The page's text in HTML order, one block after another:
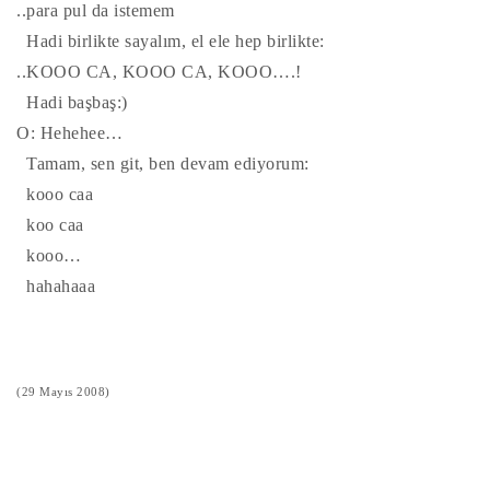
..para pul da istemem
Hadi birlikte sayalım, el ele hep birlikte:
..KOOO CA, KOOO CA, KOOO….!
Hadi başbaş:)
O: Hehehee…
Tamam, sen git, ben devam ediyorum:
kooo caa
koo caa
kooo…
hahahaaa
(29 Mayıs 2008)